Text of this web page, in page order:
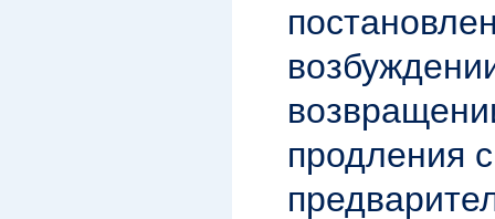
продления